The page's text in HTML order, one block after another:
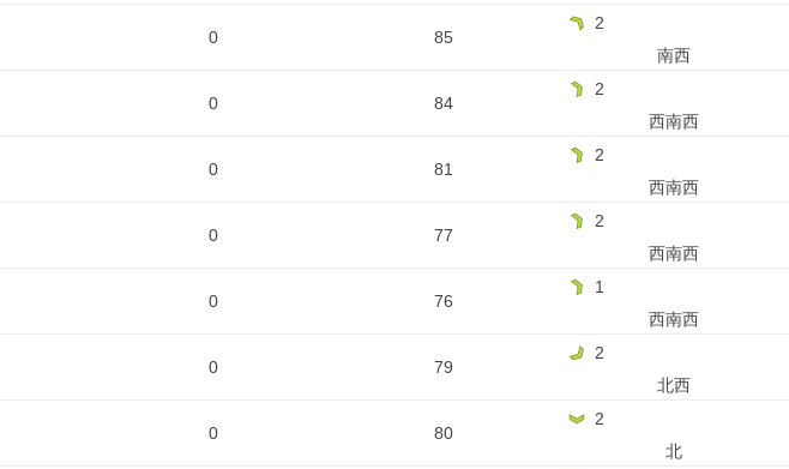
0 85
2
南西
0 84
2
西南西
0 81
2
西南西
0 77
2
西南西
0 76
1
西南西
0 79
2
北西
0 80
2
北